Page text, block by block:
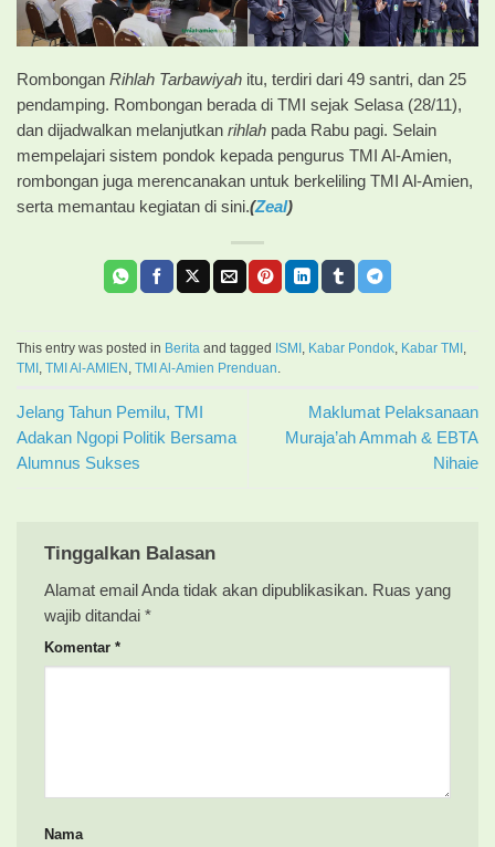
Rombongan Rihlah Tarbawiyah itu, terdiri dari 49 santri, dan 25
pendamping. Rombongan berada di TMI sejak Selasa (28/11),
dan dijadwalkan melanjutkan rihlah pada Rabu pagi. Selain
mempelajari sistem pondok kepada pengurus TMI Al-Amien,
rombongan juga merencanakan untuk berkeliling TMI Al-Amien,
serta memantau kegiatan di sini.(Zeal)
This entry was posted in Berita and tagged ISMI Kabar Pondok Kabar TMI
TMI TMI Al-AMIEN TMI Al-Amien Prenduan
Jelang Tahun Pemilu, TMI
Adakan Ngopi Politik Bersama
Alumnus Sukses
Maklumat Pelaksanaan
Muraja’ah Ammah & EBTA
Nihaie
Tinggalkan Balasan
Alamat email Anda tidak akan dipublikasikan. Ruas yang
wajib ditandai *
Komentar *
Nama